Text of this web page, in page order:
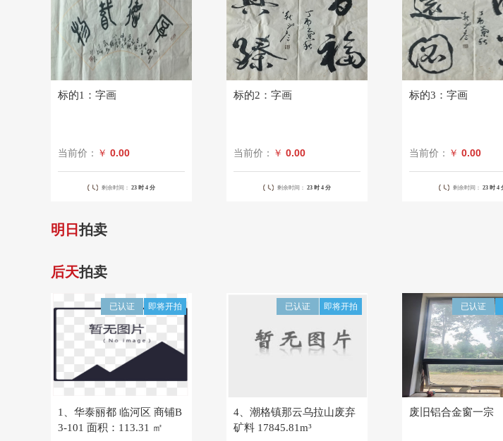
标的1：字画
当前价： ￥ 0.00
剩余时间： 23 时 4 分
标的2：字画
当前价： ￥ 0.00
剩余时间： 23 时 4 分
标的3：字画
当前价： ￥ 0.00
剩余时间： 23 时 4
明日 拍卖
后天拍卖
即将开拍
已认证
1、华泰丽都 临河区 商铺B
3-101 面积：113.31 ㎡
即将开拍
已认证
4、潮格镇那云乌拉山废弃
矿料 17845.81m³
已认证
废旧铝合金窗一宗